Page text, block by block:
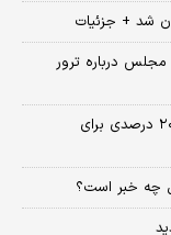
شد + جزئیات
درباره ترور
جزئیاتی از طرح راهبردی امنیت تنگه هرمز/جریمه ۲۰ درصدی برای
چه خبر است؟